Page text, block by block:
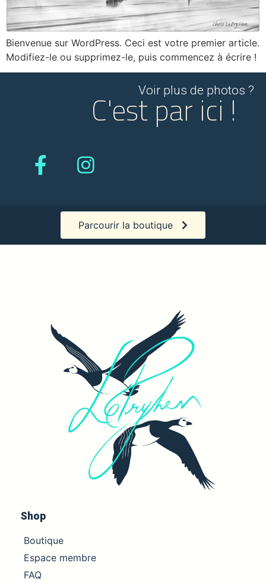
Bienvenue sur WordPress. Ceci est votre premier article.
Modifiez-le ou supprimez-le, puis commencez à écrire !
Voir plus de photos ?
C'est par ici !
Parcourir la boutique
Shop
Boutique
Espace membre
FAQ